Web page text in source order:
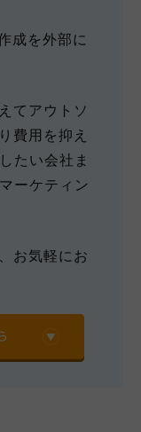
成を外部に
てアウトソ
費用を抑え
たい会社ま
ーケティン
お気軽にお